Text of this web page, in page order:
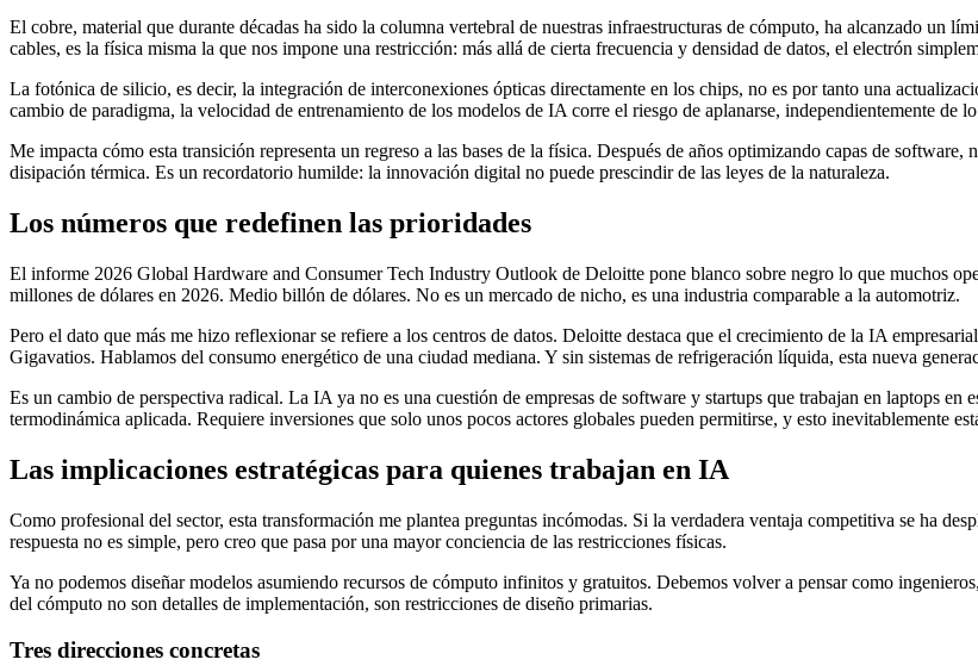
El cobre, material que durante décadas ha sido la columna vertebral de nuestras infraestructuras de cómputo, ha alcanzado un
cables, es la física misma la que nos impone una restricción: más allá de cierta frecuencia y densidad de datos, el electrón
La fotónica de silicio, es decir, la integración de interconexiones ópticas directamente en los chips, no es por tanto una
cambio de paradigma, la velocidad de entrenamiento de los modelos de IA corre el riesgo de aplanarse, independientemente de
Me impacta cómo esta transición representa un regreso a las bases de la física. Después de años optimizando capas de
disipación térmica. Es un recordatorio humilde: la innovación digital no puede prescindir de las leyes de la naturaleza.
Los números que redefinen las prioridades
El informe 2026 Global Hardware and Consumer Tech Industry Outlook de Deloitte pone blanco sobre negro lo que muchos
millones de dólares en 2026. Medio billón de dólares. No es un mercado de nicho, es una industria comparable a la automotriz.
Pero el dato que más me hizo reflexionar se refiere a los centros de datos. Deloitte destaca que el crecimiento de la IA
Gigavatios. Hablamos del consumo energético de una ciudad mediana. Y sin sistemas de refrigeración líquida, esta nueva
Es un cambio de perspectiva radical. La IA ya no es una cuestión de empresas de software y startups que trabajan en laptops
termodinámica aplicada. Requiere inversiones que solo unos pocos actores globales pueden permitirse, y esto inevitablemente
Las implicaciones estratégicas para quienes trabajan en IA
Como profesional del sector, esta transformación me plantea preguntas incómodas. Si la verdadera ventaja competitiva se ha
respuesta no es simple, pero creo que pasa por una mayor conciencia de las restricciones físicas.
Ya no podemos diseñar modelos asumiendo recursos de cómputo infinitos y gratuitos. Debemos volver a pensar como
del cómputo no son detalles de implementación, son restricciones de diseño primarias.
Tres direcciones concretas